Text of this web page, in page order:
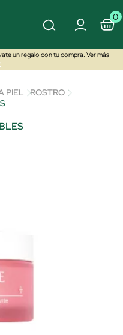
0
un regalo con tu compra. Ver más
PIEL
ROSTRO